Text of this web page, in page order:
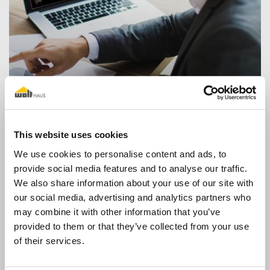
This website uses cookies
We use cookies to personalise content and ads, to
provide social media features and to analyse our traffic.
We also share information about your use of our site with
our social media, advertising and analytics partners who
may combine it with other information that you’ve
provided to them or that they’ve collected from your use
of their services.
Möchten Sie Ihr Knowhow im
Bereich Holzbauweise
ausbauen?
Mehr erfahren
AUF TERMINVEREINBARUNG